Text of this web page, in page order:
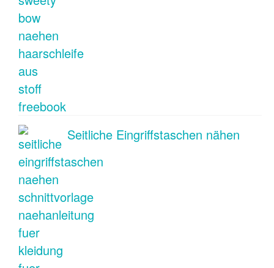
Seitliche Eingriffstaschen nähen